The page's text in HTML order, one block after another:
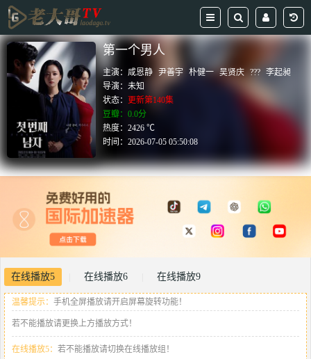
第一个男人
主演：咸恩静 尹善宇 朴健一 吴贤庆 ??? 李起昶
导演：未知
状态： 更新第140集
豆瓣：0.0分
热度：2426 ℃
时间：2026-07-05 05:50:08
在线播放5 在线播放6 在线播放9
温馨提示： 手机全屏播放请开启屏幕旋转功能！
若不能播放请更换上方播放方式！
在线播放5： 若不能播放请切换在线播放组！